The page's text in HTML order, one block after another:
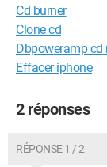
Cd burner
Clone cd
Dbpoweramp cd
Effacer iphone
2 réponses
RÉPONSE 1 / 2